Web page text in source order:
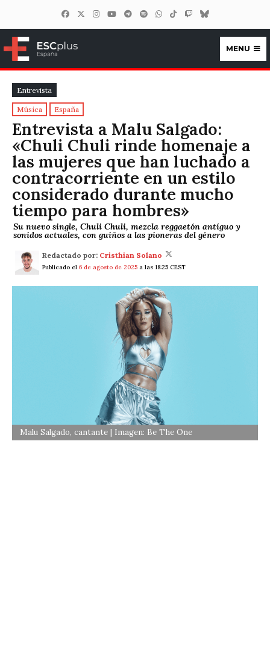
ESCplus España
MENU
Entrevista
Música España
Entrevista a Malu Salgado:
«Chuli Chuli rinde homenaje a
las mujeres que han luchado a
contracorriente en un estilo
considerado durante mucho
tiempo para hombres»
Su nuevo single, Chuli Chuli, mezcla reggaetón antíguo y
sonidos actuales, con guiños a las pioneras del género
Redactado por: Cristhian Solano
Publicado el 6 de agosto de 2025 a las 18:25 CEST
Malu Salgado, cantante | Imagen: Be The One